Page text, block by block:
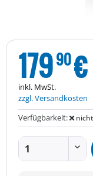
17990€
inkl. MwSt.
zzgl. Versandkosten
Verfügbarkeit: